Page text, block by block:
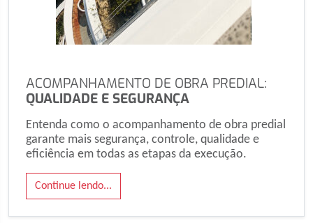
ACOMPANHAMENTO DE OBRA PREDIAL:
QUALIDADE E SEGURANÇA
Entenda como o acompanhamento de obra predial
garante mais segurança, controle, qualidade e
eficiência em todas as etapas da execução.
Continue lendo...